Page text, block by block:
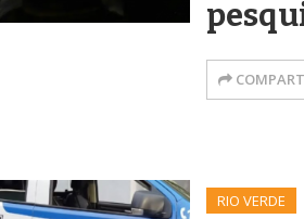
RIO VERDE